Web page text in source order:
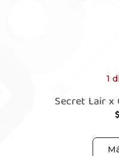
1
Secret Lair
$